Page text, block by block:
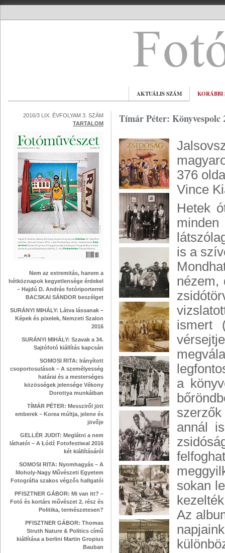
AKTUÁLIS SZÁM KORÁBBI
2016/3 LIX. ÉVFOLYAM 3. SZÁM
TARTALOM
Nem az extremitás, hanem a
hétköznapok kegyetlensége érdekel
– Hajdú D. András fotóriporterrel
BACSKAI SÁNDOR beszélget
SURÁNYI MIHÁLY: Látva lássanak –
Képek és pixelek, Nemzeti Szalon
2016
SURÁNYI MIHÁLY: Szavak a 34.
Sajtófotó kiállítás kapcsán
SOMOSI RITA: Irányított
csoportosulások – A személyesség
határai és a mesterséges
közösségek jelensége Vékony
Dorottya munkáiban
TÍMÁR PÉTER: Messziről jött
emberek – Korea múltja, jelene és
jövője
GELLÉR JUDIT: Meglátni a nem
láthatót – A Łódź Fotofestiwal 2016
két kiállításáról
SOMOSI RITA: Nyomhagyás – A
Moholy-Nagy Művészeti Egyetem
Fotográfia szakos végzős hallgatói
PFISZTNER GÁBOR: Mi van itt? –
Fotó és kortárs művészet 2. rész és
Politika, természetesen?
PFISZTNER GÁBOR: Thomas
Struth Nature & Politics című
kiállítása a berlini Martin Gropius
Bauban
Tímár Péter: Könyvespolc
376
Vince
Hetek
is a
nézem,
ismert
a
annál
sokan
Az